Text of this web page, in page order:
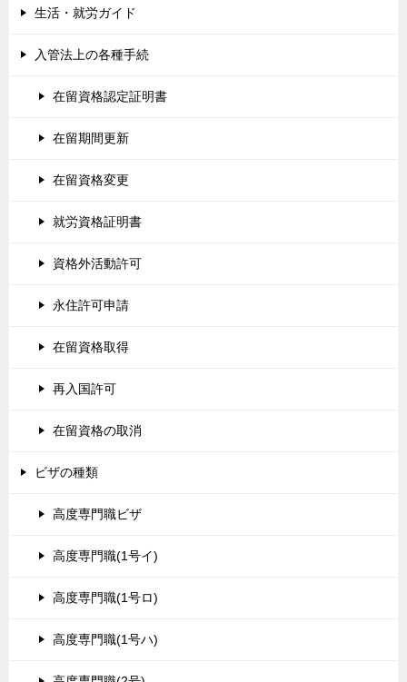
生活・就労ガイド
入管法上の各種手続
在留資格認定証明書
在留期間更新
在留資格変更
就労資格証明書
資格外活動許可
永住許可申請
在留資格取得
再入国許可
在留資格の取消
ビザの種類
高度専門職ビザ
高度専門職(1号イ)
高度専門職(1号ロ)
高度専門職(1号ハ)